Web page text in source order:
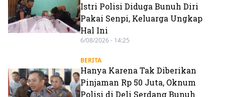
Istri Polisi Diduga Bunuh Diri
Pakai Senpi, Keluarga Ungkap
Hal Ini
6/08/2026 - 14:25
BERITA
Hanya Karena Tak Diberikan
Pinjaman Rp 50 Juta, Oknum
Polisi di Deli Serdang Bunuh